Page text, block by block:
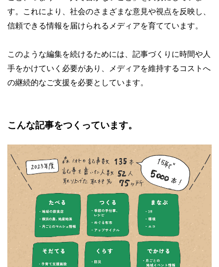
す。これにより、社会のさまざまな意見や視点を反映し、
信頼できる情報を届けられるメディアを育てています。
このような編集を続けるためには、記事づくりに時間や人
手をかけていく必要があり、メディアを維持するコストへ
の継続的なご支援を必要としています。
こんな記事をつくっています。